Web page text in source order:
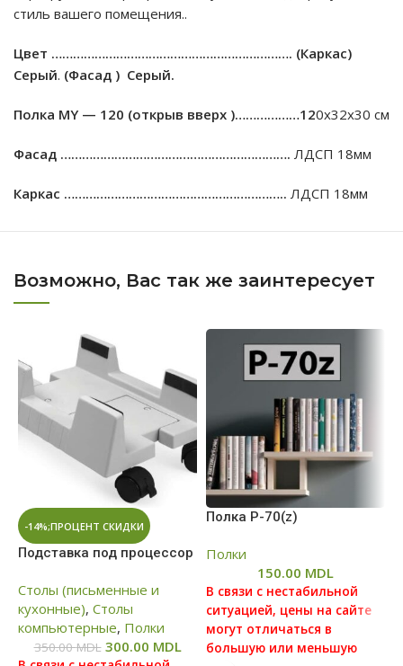
стиль вашего помещения..
Цвет …………………………………………………………. (Каркас)
Cерый. (Фасад ) Cерый.
Полка МY — 120 (открыв вверх )………………120х32х30 см
Фасад ………………………………………………………. ЛДСП 18мм
Каркас …………………………………………………….. ЛДСП 18мм
Возможно, Вас так же заинтересует
-14%;ПРОЦЕНТ СКИДКИ
Подставка под процесcор
Столы (письменные и
кухонные), Столы
компьютерные, Полки
350.00MDL 300.00 MDL
Полка P-70(z)
Полки
150.00 MDL
В связи с нестабильной
ситуацией, цены на сайте
могут отличаться в
большую или меньшую